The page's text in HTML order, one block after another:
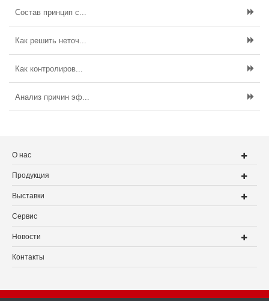
Состав принцип с...
Как решить неточ...
Как контролиров...
Анализ причин эф...
О нас
Продукция
Выставки
Сервис
Новости
Контакты